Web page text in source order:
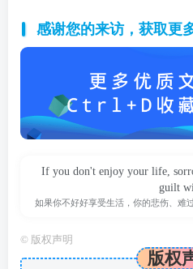
感谢您的来访，获取更
If you don't enjoy your life,
guilt
如果你不好好享受生活，你的悲伤、难
© 版权声明
版权